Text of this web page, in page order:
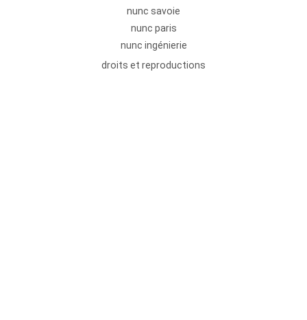
nunc savoie
nunc paris
nunc ingénierie
droits et reproductions